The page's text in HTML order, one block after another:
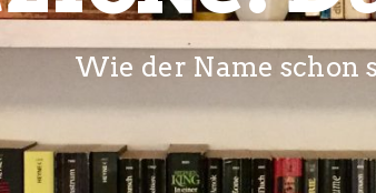
Wie der Name schon